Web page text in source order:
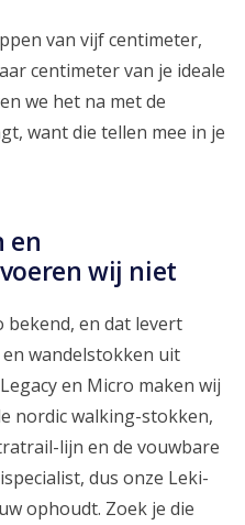
van vijf centimeter,
centimeter van je ideale
we het na met de
want die tellen mee in je
en
wij niet
bekend, en dat levert
wandelstokken uit
en Micro maken wij
nordic walking-stokken,
lijn en de vouwbare
dus onze Leki-
ophoudt. Zoek je die